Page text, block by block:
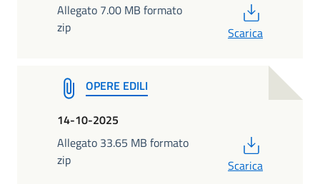
Allegato 7.00 MB formato
zip
Scarica
OPERE EDILI
14-10-2025
Allegato 33.65 MB formato
zip
Scarica